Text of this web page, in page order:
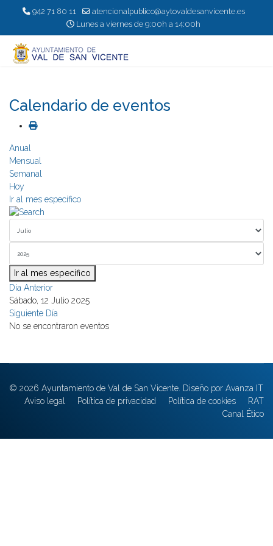
942 71 80 11
atencionalpublico@aytovaldesanvicente.es
Lunes a viernes de 9:00h a 14:00h
Calendario de eventos
Anual
Mensual
Semanal
Hoy
Ir al mes específico
Ir al mes específico
Día Anterior
Sábado, 12 Julio 2025
Siguiente Día
No se encontraron eventos
© 2026 Ayuntamiento de Val de San Vicente. Diseño por Avanza IT
Aviso legal
Política de privacidad Política de cookies
RAT
Canal Ético